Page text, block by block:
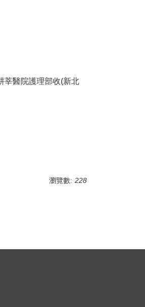
莘醫院護理部收(新北
瀏覽數: 228